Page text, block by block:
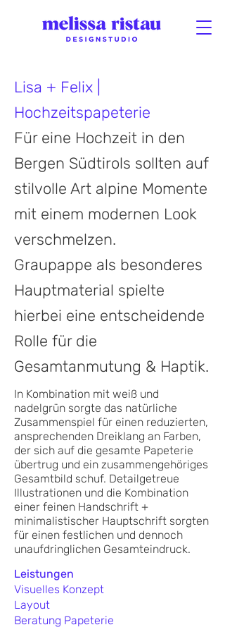
Lisa + Felix |
Hochzeitspapeterie
Für eine Hochzeit in den
Bergen Südtirols sollten auf
stilvolle Art alpine Momente
mit einem modernen Look
verschmelzen.
Graupappe als besonderes
Hauptmaterial spielte
hierbei eine entscheidende
Rolle für die
Gesamtanmutung & Haptik.
In Kombination mit weiß und
nadelgrün sorgte das natürliche
Zusammenspiel für einen reduzierten,
ansprechenden Dreiklang an Farben,
der sich auf die gesamte Papeterie
übertrug und ein zusammengehöriges
Gesamtbild schuf. Detailgetreue
Illustrationen und die Kombination
einer feinen Handschrift +
minimalistischer Hauptschrift sorgten
für einen festlichen und dennoch
unaufdringlichen Gesamteindruck.
Leistungen
Visuelles Konzept
Layout
Beratung Papeterie